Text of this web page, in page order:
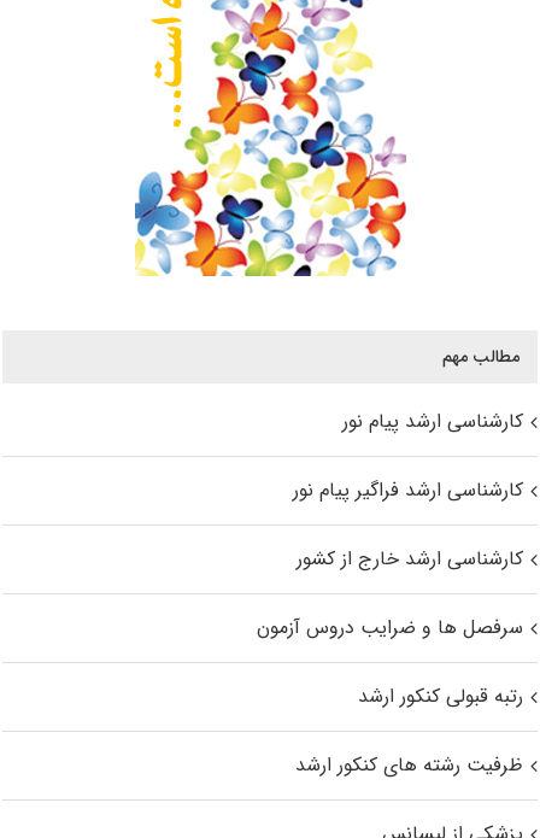
مطالب مهم
کارشناسی ارشد پیام نور
کارشناسی ارشد فراگیر پیام نور
کارشناسی ارشد خارج از کشور
سرفصل ها و ضرایب دروس آزمون
رتبه قبولی کنکور ارشد
ظرفیت رشته های کنکور ارشد